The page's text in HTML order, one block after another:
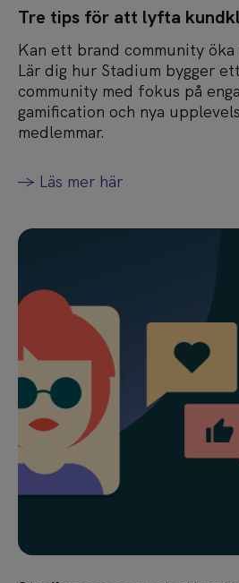
Tre tips för att lyfta
Kan ett brand community
Lär dig hur Stadium bygger
community med fokus på
gamification och nya
medlemmar.
-> Läs mer här